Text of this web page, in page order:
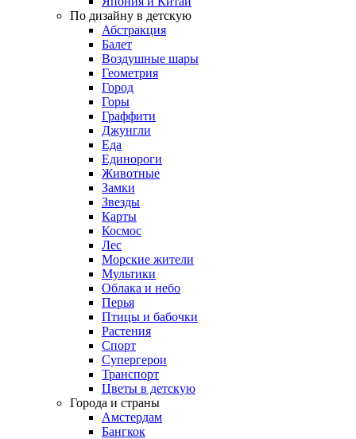
По дизайну в детскую
Абстракция
Балет
Воздушные шары
Геометрия
Город
Горы
Граффити
Джунгли
Еда
Единороги
Животные
Замки
Звезды
Карты
Космос
Лес
Морские жители
Мультики
Облака и небо
Перья
Птицы и бабочки
Растения
Спорт
Супергерои
Транспорт
Цветы в детскую
Города и страны
Амстердам
Бангкок